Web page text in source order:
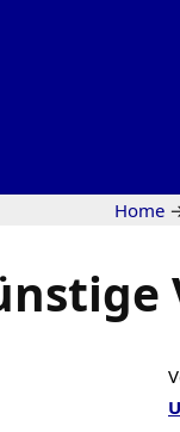
Home